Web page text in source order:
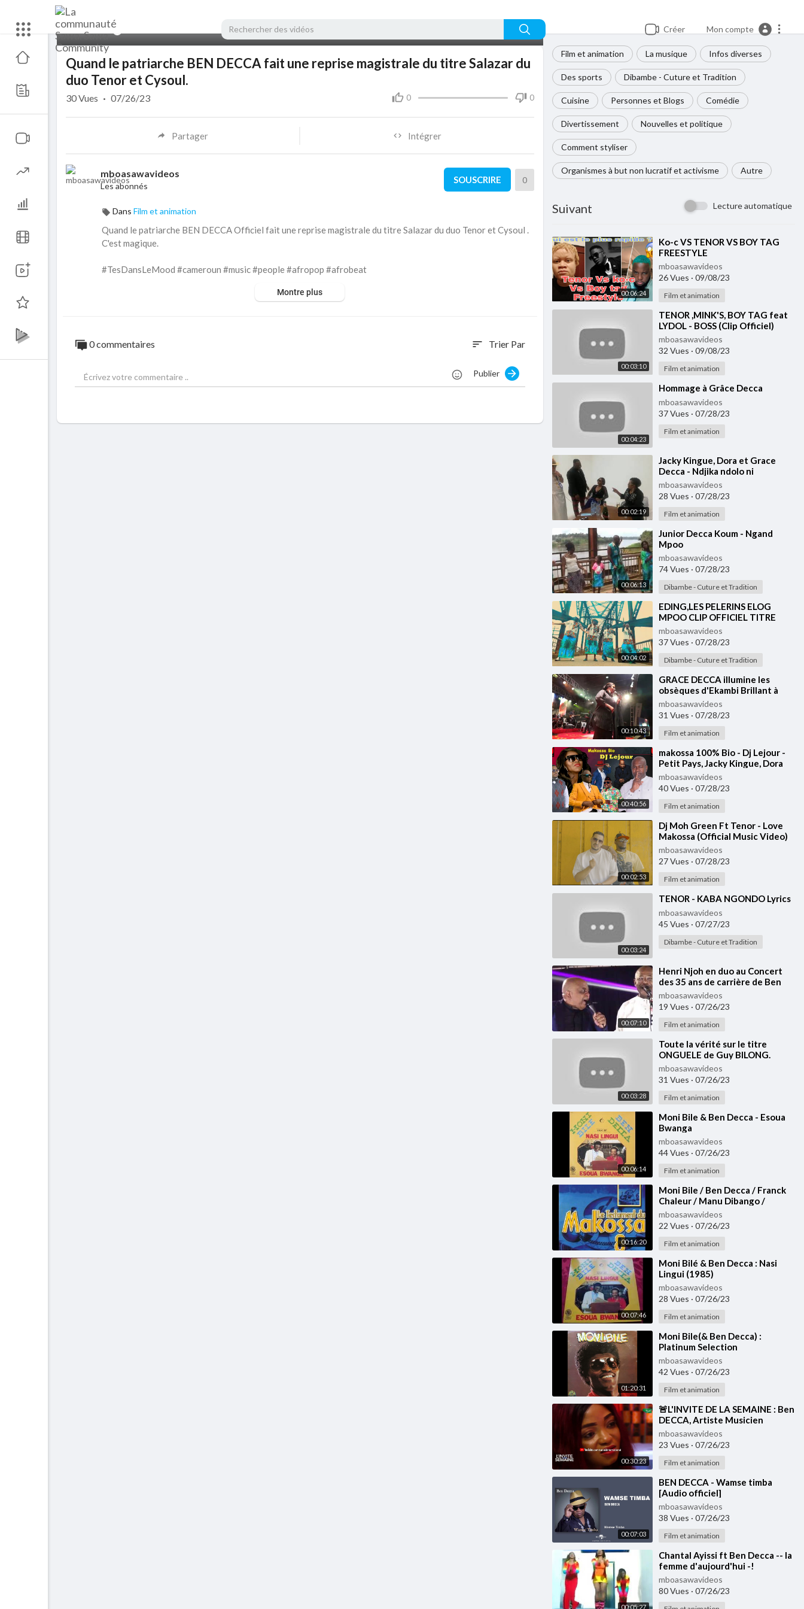
Créer Mon compte
00:00
Film et animation La musique Infos diverses
Des sports Dibambe - Cuture et Tradition
Cuisine Personnes et Blogs Comédie
Divertissement Nouvelles et politique
Comment styliser
Organismes à but non lucratif et activisme Autre
Suivant Lecture automatique
00:06:24
⁣Ko-c VS TENOR VS BOY TAG
FREESTYLE
mboasawavideos
26 Vues · 09/08/23
Film et animation
00:03:10
⁣TENOR ,MINK'S, BOY TAG feat
LYDOL - BOSS (Clip Officiel)
mboasawavideos
32 Vues · 09/08/23
Film et animation
00:04:23
⁣Hommage à Grâce Decca
mboasawavideos
37 Vues · 07/28/23
Film et animation
00:02:19
⁣Jacky Kingue, Dora et Grace
Decca - Ndjika ndolo ni
mboasawavideos
28 Vues · 07/28/23
Film et animation
00:06:13
⁣Junior Decca Koum - Ngand
Mpoo
mboasawavideos
74 Vues · 07/28/23
Dibambe - Cuture et Tradition
00:04:02
⁣EDING,LES PELERINS ELOG
MPOO CLIP OFFICIEL TITRE
mboasawavideos
37 Vues · 07/28/23
Dibambe - Cuture et Tradition
00:10:43
⁣GRACE DECCA illumine les
obsèques d'Ekambi Brillant à
travers un spectacle inoubliable
mboasawavideos
31 Vues · 07/28/23
Film et animation
00:40:56
⁣makossa 100% Bio - Dj Lejour -
Petit Pays, Jacky Kingue, Dora
Decca, Longue Longue, Sergeo
Polo etc.
mboasawavideos
40 Vues · 07/28/23
Film et animation
00:02:53
⁣Dj Moh Green Ft Tenor - Love
Makossa (Official Music Video)
mboasawavideos
27 Vues · 07/28/23
Film et animation
00:03:24
⁣TENOR - KABA NGONDO Lyrics
mboasawavideos
45 Vues · 07/27/23
Dibambe - Cuture et Tradition
00:07:10
⁣Henri Njoh en duo au Concert
des 35 ans de carrière de Ben
Decca à Nanterre 24 Novembre
2018
mboasawavideos
19 Vues · 07/26/23
Film et animation
00:03:28
⁣Toute la vérité sur le titre
ONGUELE de Guy BILONG.
Henri NJOH est un mauvais
usurpateur.
mboasawavideos
31 Vues · 07/26/23
Film et animation
00:06:14
⁣Moni Bile & Ben Decca - Esoua
Bwanga
mboasawavideos
44 Vues · 07/26/23
Film et animation
00:16:20
⁣Moni Bile / Ben Decca / Franck
Chaleur / Manu Dibango /
Sergeo Polo / Guy Lobe -
Nostalgie
mboasawavideos
22 Vues · 07/26/23
Film et animation
00:07:46
⁣Moni Bilé & Ben Decca : Nasi
Lingui (1985)
mboasawavideos
28 Vues · 07/26/23
Film et animation
01:20:31
⁣Moni Bile(& Ben Decca) :
Platinum Selection
mboasawavideos
42 Vues · 07/26/23
Film et animation
00:30:23
⁣🚨L'INVITE DE LA SEMAINE : Ben
DECCA, Artiste Musicien
mboasawavideos
23 Vues · 07/26/23
Film et animation
00:07:03
⁣BEN DECCA - Wamse timba
[Audio officiel]
mboasawavideos
38 Vues · 07/26/23
Film et animation
00:05:27
⁣Chantal Ayissi ft Ben Decca -- la
femme d'aujourd'hui -!
mboasawavideos
80 Vues · 07/26/23
Quand le patriarche BEN DECCA fait une reprise magistrale du titre Salazar du
duo Tenor et Cysoul.
0 0
30Vues · 07/26/23
Partager Intégrer
mboasawavideos
Les abonnés
SOUSCRIRE 0
Dans Film et animation
Quand le patriarche BEN DECCA Officiel fait une reprise magistrale du titre Salazar du duo Tenor et Cysoul .
C'est magique.
#TesDansLeMood #cameroun #music #people #afropop #afrobeat
Montre plus
0 commentaires sort Trier Par
Publier